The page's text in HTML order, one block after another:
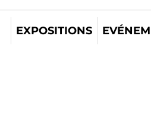
EXPOSITIONS